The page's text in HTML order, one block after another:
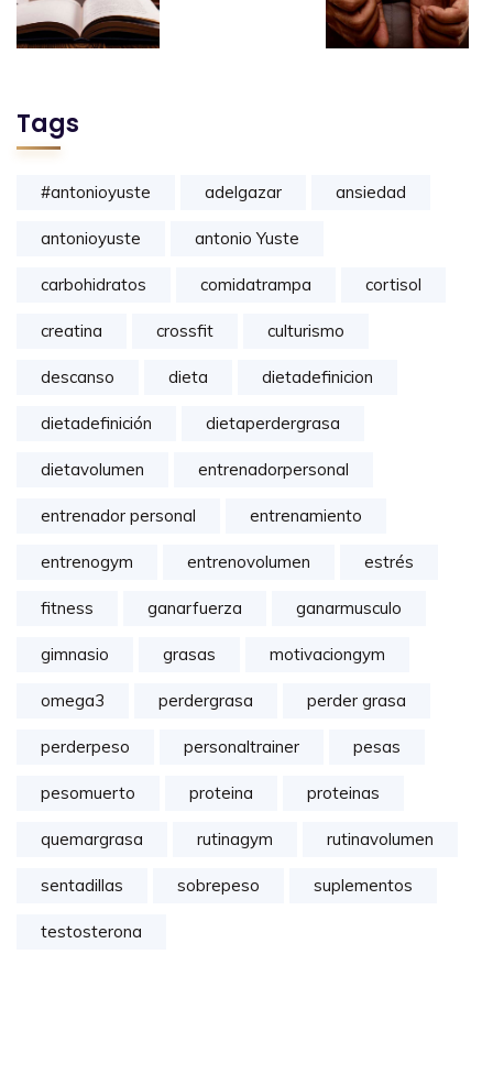
Tags
#antonioyuste adelgazar ansiedad
antonioyuste antonio Yuste
carbohidratos comidatrampa cortisol
creatina crossfit culturismo
descanso dieta dietadefinicion
dietadefinición dietaperdergrasa
dietavolumen entrenadorpersonal
entrenador personal entrenamiento
entrenogym entrenovolumen estrés
fitness ganarfuerza ganarmusculo
gimnasio grasas motivaciongym
omega3 perdergrasa perder grasa
perderpeso personaltrainer pesas
pesomuerto proteina proteinas
quemargrasa rutinagym rutinavolumen
sentadillas sobrepeso suplementos
testosterona